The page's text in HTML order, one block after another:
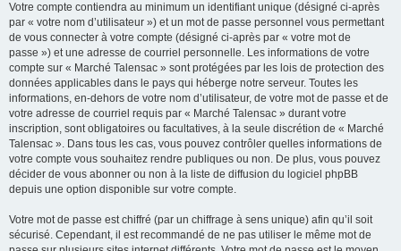
Votre compte contiendra au minimum un identifiant unique (désigné ci-après
par « votre nom d’utilisateur ») et un mot de passe personnel vous permettant
de vous connecter à votre compte (désigné ci-après par « votre mot de
passe ») et une adresse de courriel personnelle. Les informations de votre
compte sur « Marché Talensac » sont protégées par les lois de protection des
données applicables dans le pays qui héberge notre serveur. Toutes les
informations, en-dehors de votre nom d’utilisateur, de votre mot de passe et de
votre adresse de courriel requis par « Marché Talensac » durant votre
inscription, sont obligatoires ou facultatives, à la seule discrétion de « Marché
Talensac ». Dans tous les cas, vous pouvez contrôler quelles informations de
votre compte vous souhaitez rendre publiques ou non. De plus, vous pouvez
décider de vous abonner ou non à la liste de diffusion du logiciel phpBB
depuis une option disponible sur votre compte.
Votre mot de passe est chiffré (par un chiffrage à sens unique) afin qu’il soit
sécurisé. Cependant, il est recommandé de ne pas utiliser le même mot de